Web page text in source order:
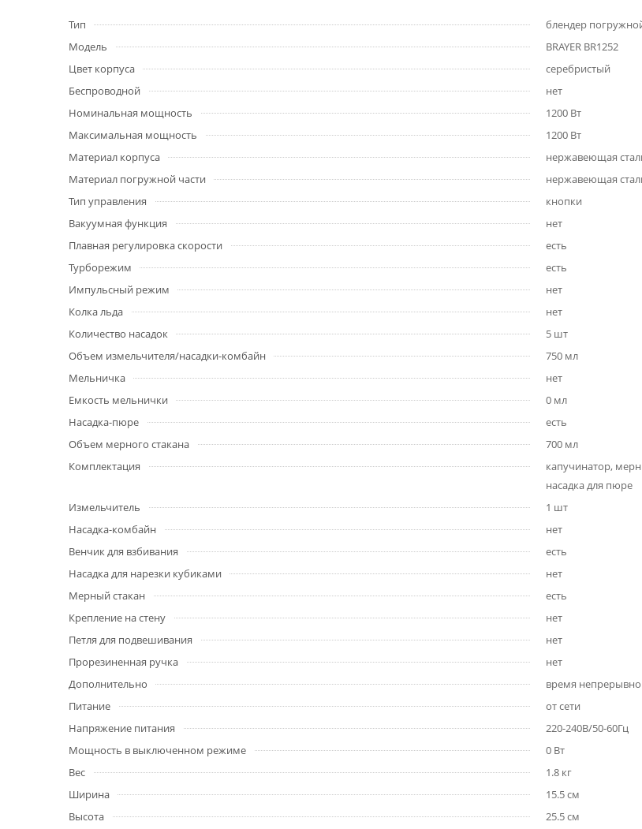
Тип
блендер
Модель
BRAYER BR1252
Цвет корпуса
серебристый
Беспроводной
нет
Номинальная мощность
1200 Вт
Максимальная мощность
1200 Вт
Материал корпуса
нержавеющая
Материал погружной части
нержавеющая
Тип управления
кнопки
Вакуумная функция
нет
Плавная регулировка скорости
есть
Турборежим
есть
Импульсный режим
нет
Колка льда
нет
Количество насадок
5 шт
Объем измельчителя/насадки-комбайн
750 мл
Мельничка
нет
Емкость мельнички
0 мл
Насадка-пюре
есть
Объем мерного стакана
700 мл
Комплектация
капучинатор,
насадка для пюре
Измельчитель
1 шт
Насадка-комбайн
нет
Венчик для взбивания
есть
Насадка для нарезки кубиками
нет
Мерный стакан
есть
Крепление на стену
нет
Петля для подвешивания
нет
Прорезиненная ручка
нет
Дополнительно
время
Питание
от сети
Напряжение питания
220-240В/50-60Гц
Мощность в выключенном режиме
0 Вт
Вес
1.8 кг
Ширина
15.5 см
Высота
25.5 см